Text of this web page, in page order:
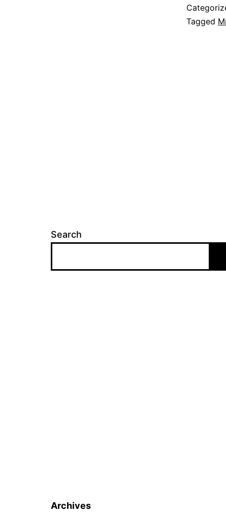
Tagged
Search
Archives